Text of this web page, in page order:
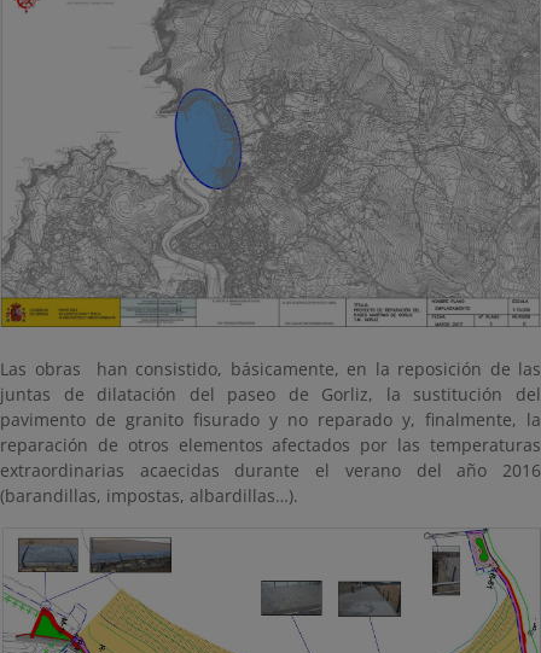
Las obras han consistido, básicamente, en la reposición de las
juntas de dilatación del paseo de Gorliz, la sustitución del
pavimento de granito fisurado y no reparado y, finalmente, la
reparación de otros elementos afectados por las temperaturas
extraordinarias acaecidas durante el verano del año 2016
(barandillas, impostas, albardillas…).